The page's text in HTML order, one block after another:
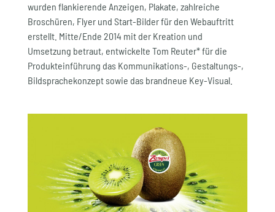
wurden flankierende Anzeigen, Plakate, zahlreiche
Broschüren, Flyer und Start-Bilder für den Webauftritt
erstellt. Mitte/Ende 2014 mit der Kreation und
Umsetzung betraut, entwickelte Tom Reuter* für die
Produkteinführung das Kommunikations-, Gestaltungs-,
Bildsprachekonzept sowie das brandneue Key-Visual.